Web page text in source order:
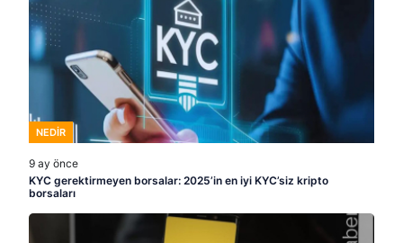
NEDIR
9 ay önce
KYC gerektirmeyen borsalar: 2025’in en iyi KYC’siz kripto
borsaları